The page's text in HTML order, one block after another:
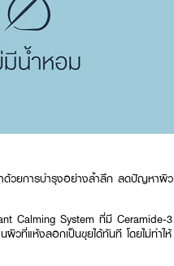
ด้วยการบำรุงอย่างล้ำลึก ลดปัญหาผิว
Calming System ที่มี Ceramide-3
วที่แห้งลอกเป็นขุยได้ทันที โดยไม่ทำให้